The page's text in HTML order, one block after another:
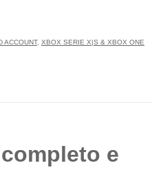
ACCOUNT, XBOX SERIE X|S & XBOX ONE
e